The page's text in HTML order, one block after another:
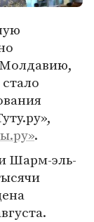
.
Шарм-эль-